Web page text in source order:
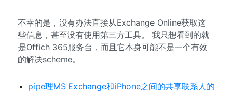
不幸的是，没有办法直接从Exchange Online获取这
些信息，甚至没有使用第三方工具。 我只想看到的就
是Offich 365服务台，而且它本身可能不是一个有效
的解决scheme。
pipe理MS Exchange和iPhone之间的共享联系人的